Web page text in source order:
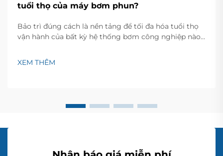
tuổi thọ của máy bơm phun?
Bảo trì đúng cách là nền tảng để tối đa hóa tuổi thọ
vận hành của bất kỳ hệ thống bơm công nghiệp nào.
các biện pháp bảo trì chiến lược có thể kéo dài đáng
kể tuổi thọ thiết bị, giảm chi phí vận hành...
XEM THÊM